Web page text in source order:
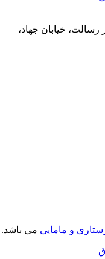
خیابان جهاد،
و ماماییمی باشد.